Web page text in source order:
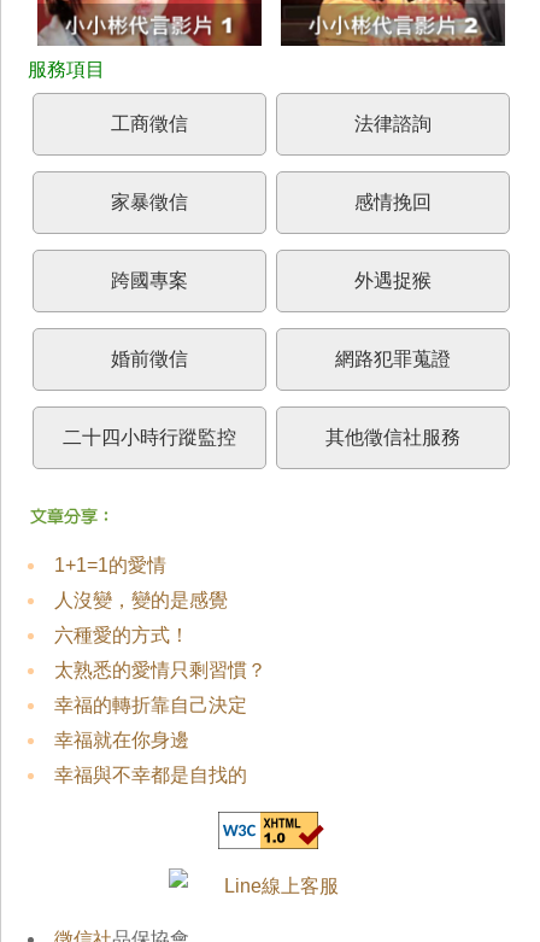
工商徵信 法律諮詢
家暴徵信 感情挽回
跨國專案 外遇捉猴
婚前徵信 網路犯罪蒐證
二十四小時行蹤監控 其他徵信社服務
1+1=1的愛情
人沒變，變的是感覺
六種愛的方式！
太熟悉的愛情只剩習慣？
幸福的轉折靠自己決定
幸福就在你身邊
幸福與不幸都是自找的